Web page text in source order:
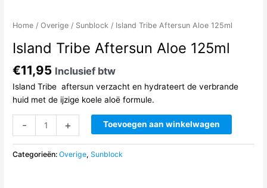
Home /Overige / Sunblock / Island Tribe Aftersun Aloe 125ml
Island Tribe Aftersun Aloe 125ml
€11,95 Inclusief btw
Island Tribe aftersun verzacht en hydrateert de verbrande
huid met de ijzige koele aloë formule.
-
Tribe
Aftersun
Aloe
+ Toevoegen aan winkelwagen
Categorieën:Overige,Sunblock